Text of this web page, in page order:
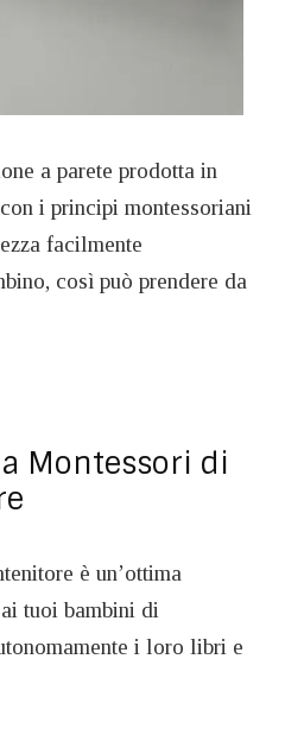
a parete prodotta in
i principi montessoriani
facilmente
così può prendere da
Montessori di
è un’ottima
tuoi bambini di
i loro libri e